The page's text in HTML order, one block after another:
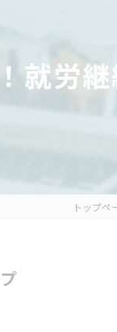
動画編集
就労
トップペ